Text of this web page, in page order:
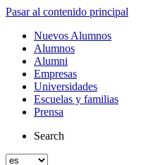
Pasar al contenido principal
Nuevos Alumnos
Alumnos
Alumni
Empresas
Universidades
Escuelas y familias
Prensa
Search